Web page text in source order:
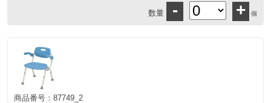
数量 - + 個
商品番号： 87749_2